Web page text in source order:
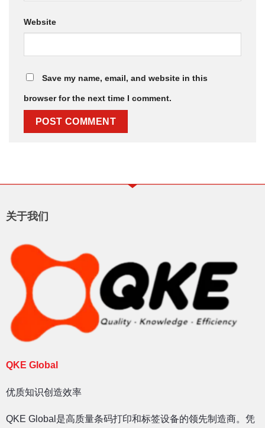
Website
Save my name, email, and website in this
browser for the next time I comment.
关于我们
QKE Global
优质知识创造效率
QKE Global是高质量条码打印和标签设备的领先制造商。凭